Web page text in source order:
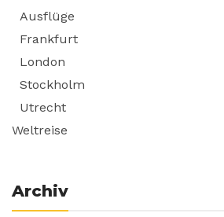
Ausflüge
Frankfurt
London
Stockholm
Utrecht
Weltreise
Archiv